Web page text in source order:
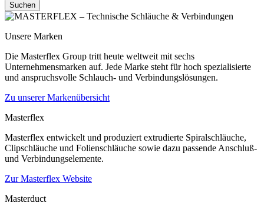
Suchen
Unsere Marken
Die Masterflex Group tritt heute weltweit mit sechs
Unternehmensmarken auf. Jede Marke steht für hoch spezialisierte
und anspruchsvolle Schlauch- und Verbindungslösungen.
Zu unserer Markenübersicht
Masterflex
Masterflex entwickelt und produziert extrudierte Spiralschläuche,
Clipschläuche und Folienschläuche sowie dazu passende Anschluß-
und Verbindungselemente.
Zur Masterflex Website
Masterduct